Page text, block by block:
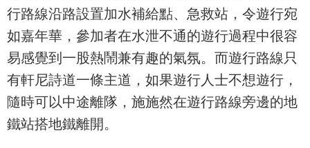
行路線沿路設置加水補給點、急救站，令遊行宛
如嘉年華，參加者在水泄不通的遊行過程中很容
易感覺到一股熱鬧兼有趣的氣氛。而遊行路線只
有軒尼詩道一條主道，如果遊行人士不想遊行，
隨時可以中途離隊，施施然在遊行路線旁邊的地
鐵站搭地鐵離開。